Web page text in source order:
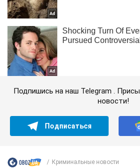
Подпишись на наш Telegram .
новости!
Подписаться
Криминальные новости